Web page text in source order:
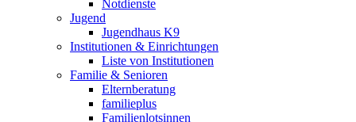
Notdienste
Jugend
Jugendhaus K9
Institutionen & Einrichtungen
Liste von Institutionen
Familie & Senioren
Elternberatung
familieplus
Familienlotsinnen